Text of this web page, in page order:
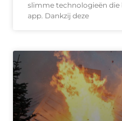
slimme technologieën die
app. Dankzij deze